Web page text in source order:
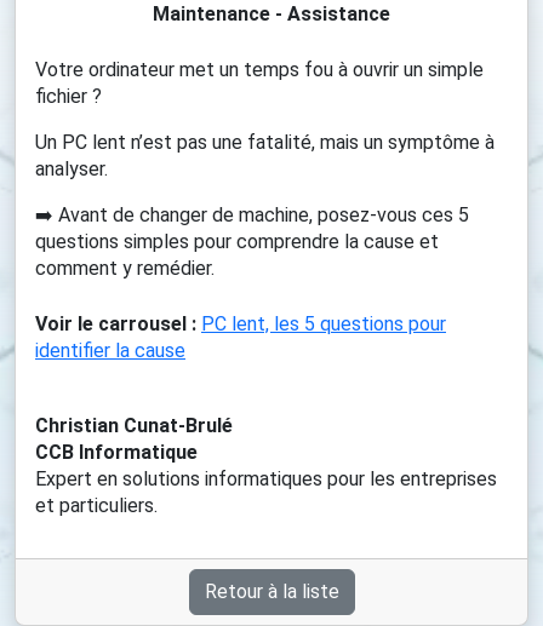
Maintenance - Assistance
Votre ordinateur met un temps fou à ouvrir un simple
fichier ?
Un PC lent n’est pas une fatalité, mais un symptôme à
analyser.
➡️ Avant de changer de machine, posez-vous ces 5
questions simples pour comprendre la cause et
comment y remédier.
Voir le carrousel : PC lent, les 5 questions pour
identifier la cause
Christian Cunat-Brulé
CCB Informatique
Expert en solutions informatiques pour les entreprises
et particuliers.
Retour à la liste